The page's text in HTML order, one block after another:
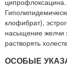
клофибрат),
насыщение желчи
растворять
ОСОБЫЕ